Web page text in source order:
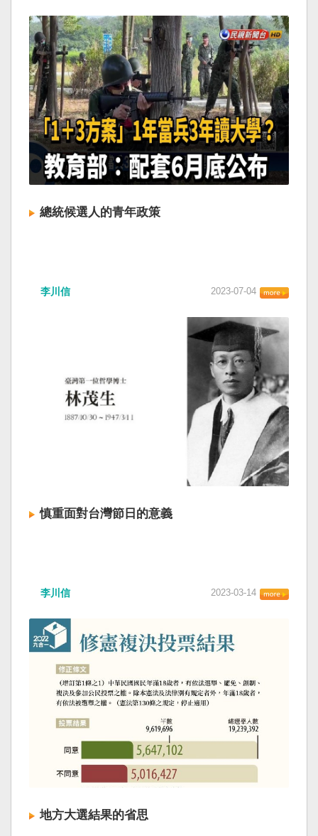
總統候選人的青年政策
李川信 2023-07-04
慎重面對台灣節日的意義
李川信 2023-03-14
地方大選結果的省思